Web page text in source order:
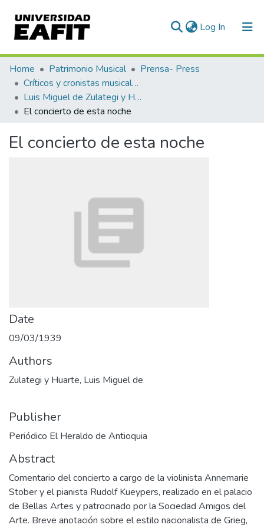
Log In (current)
Communities & Collections
All of DSpace
Statistics
Home Patrimonio Musical
Prensa- Press
Críticos y cronistas musicales
Luis Miguel de Zulategi y Huarte
El concierto de esta noche
El concierto de esta noche
Date
09/03/1939
Authors
Zulategi y Huarte, Luis Miguel de
Publisher
Periódico El Heraldo de Antioquia
Abstract
Comentario del concierto a cargo de la violinista Annemarie
Stober y el pianista Rudolf Kueypers, realizado en el palacio
de Bellas Artes y patrocinado por la Sociedad Amigos del
Arte. Breve anotación sobre el estilo nacionalista de Grieg,